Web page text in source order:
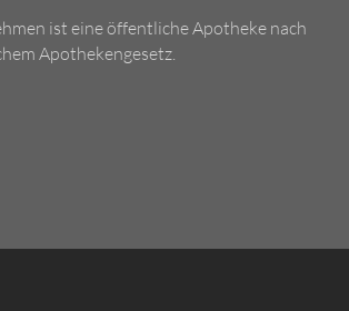
ist eine öffentliche Apotheke nach
Apothekengesetz.